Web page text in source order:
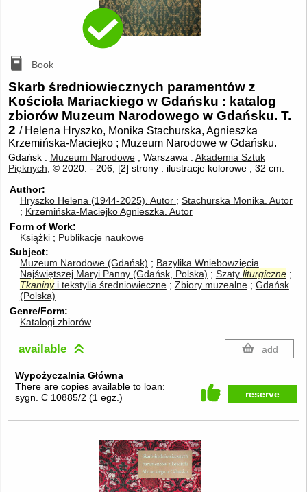
Book
Skarb średniowiecznych paramentów z
Kościoła Mariackiego w Gdańsku : katalog
zbiorów Muzeum Narodowego w Gdańsku. T.
2 / Helena Hryszko, Monika Stachurska, Agnieszka
Krzemińska-Maciejko ; Muzeum Narodowe w Gdańsku.
Gdańsk : Muzeum Narodowe; Warszawa : Akademia Sztuk
Pięknych , © 2020. - 206, [2] strony : ilustracje kolorowe ; 32 cm.
Author
Hryszko Helena (1944-2025). Autor Stachurska Monika. Autor
Krzemińska-Maciejko Agnieszka. Autor
Form of Work
Książki
Publikacje naukowe
Subject
Muzeum Narodowe (Gdańsk)
Bazylika Wniebowzięcia
Najświętszej Maryi Panny (Gdańsk, Polska)
Szaty liturgiczne
Tkaninyi tekstylia średniowieczne Zbiory muzealne
Gdańsk
(Polska)
Genre/Form
Katalogi zbiorów
available add
Wypożyczalnia Główna
There are copies available to loan:
sygn. C 10885/2 (1 egz. ) reserve